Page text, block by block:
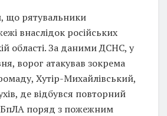
що рятувальники
внаслідок російських
області. За даними ДСНС, у
ворог атакував зокрема
Хутір-Михайлівський,
де відбувся повторний
поряд з пожежним